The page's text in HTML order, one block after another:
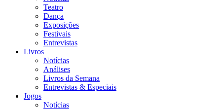
Teatro
Dança
Exposições
Festivais
Entrevistas
Livros
Notícias
Análises
Livros da Semana
Entrevistas & Especiais
Jogos
Notícias